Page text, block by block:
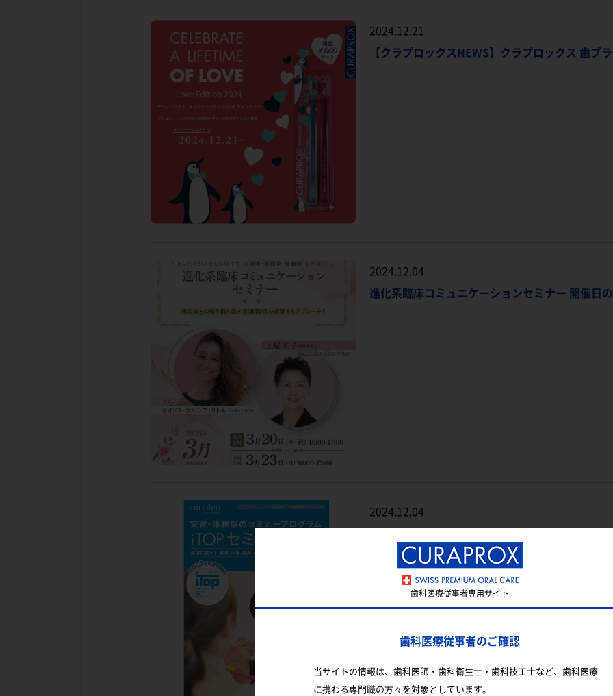
2024.12.21
【クラプロックスNEWS】クラプロックス 歯ブ
2024.12.04
進化系臨床コミュニケーションセミナー 開催日
2024.12.04
クラプロックスiTOPセミナー 2025年1月～6月
歯科医療従事者専用サイト
歯科医療従事者のご確認
当サイトの情報は、歯科医師・歯科衛生士・歯科技工士など、歯科医療
に携わる専門職の方々を対象としています。